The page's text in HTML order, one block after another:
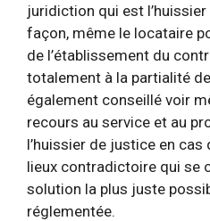
juridiction qui est
façon, même le locataire
de l’établissement du
totalement à la partialité
également conseillé voir
recours au service et au
l’huissier de justice en
lieux contradictoire qui se
solution la plus juste
réglementée.